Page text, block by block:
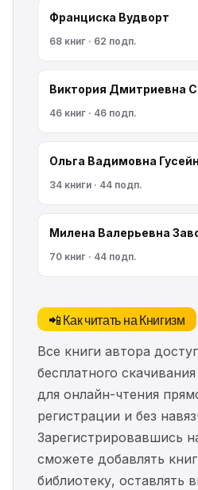
Франциска Вудворт
68 книг · 62 подп.
Виктория Дмитриевна
46 книг · 46 подп.
Ольга Вадимовна
34 книги · 44 подп.
Милена Валерьевна
70 книг · 44 подп.
📲 Как читать на Книгизм
Все книги автора
бесплатного
для онлайн-чтения
регистрации и без
Зарегистрировавшись
сможете добавлять
библиотеку, оставлять